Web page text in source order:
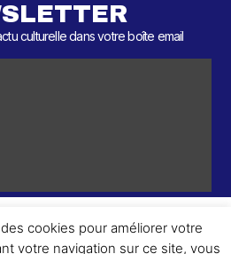
culturelle dans votre boîte email
cookies pour améliorer votre
votre navigation sur ce site, vous